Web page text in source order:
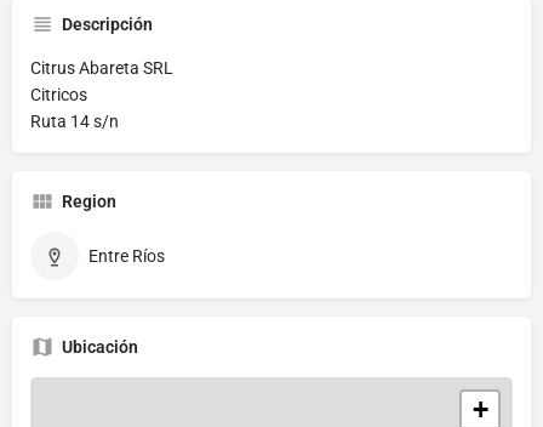
Descripción
Citrus Abareta SRL
Citricos
Ruta 14 s/n
Region
Entre Ríos
Ubicación
+